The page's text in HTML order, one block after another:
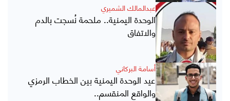
عبدالمالك الشميري
الوحدة اليمنية.. ملحمة نُسجت بالدم
والاتفاق
أسامة البركاني
عيد الوحدة اليمنية بين الخطاب الرمزي
والواقع المنقسم..